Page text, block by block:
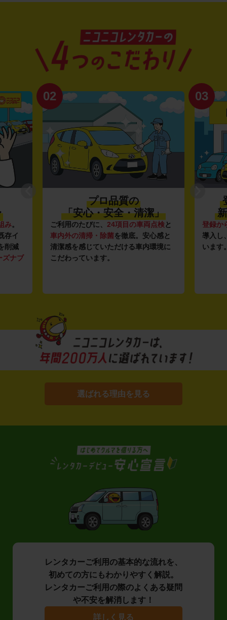
み。
存イ
削減
ズナブ
02
プロ品質の
「安心・安全・清潔」
ご利用のたびに、 24項目の車両点検と
車内外の清掃・除菌を徹底。安心感と
清潔感を感じていただける車内環境に
こだわっています。
03
登録か
導入し
います
選ばれる理由を見る
レンタカーご利用の基本的な流れを、
初めての方にもわかりやすく解説。
レンタカーご利用の際のよくある疑問
や不安を解消します！
詳しく見る